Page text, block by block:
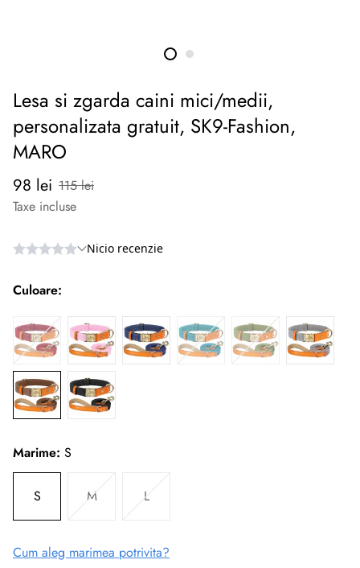
Lesa si zgarda caini mici/medii,
personalizata gratuit, SK9-Fashion,
MARO
Preț
redus
98 lei
Preț
normal
115 lei
Taxe incluse
Culoare:
Marime: S
S M L
Cum aleg marimea potrivita?